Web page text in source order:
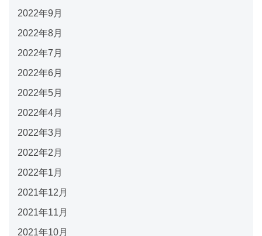
2022年9月
2022年8月
2022年7月
2022年6月
2022年5月
2022年4月
2022年3月
2022年2月
2022年1月
2021年12月
2021年11月
2021年10月